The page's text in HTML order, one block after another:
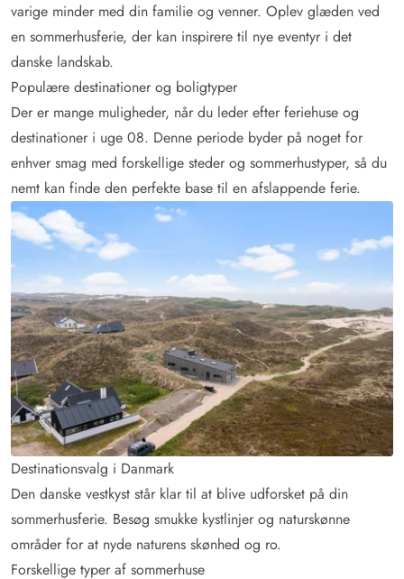
varige minder med din familie og venner. Oplev glæden ved
en sommerhusferie, der kan inspirere til nye eventyr i det
danske landskab.
Populære destinationer og boligtyper
Der er mange muligheder, når du leder efter feriehuse og
destinationer i uge 08. Denne periode byder på noget for
enhver smag med forskellige steder og sommerhustyper, så du
nemt kan finde den perfekte base til en afslappende ferie.
Destinationsvalg i Danmark
Den danske vestkyst står klar til at blive udforsket på din
sommerhusferie. Besøg smukke kystlinjer og naturskønne
områder for at nyde naturens skønhed og ro.
Forskellige typer af sommerhuse